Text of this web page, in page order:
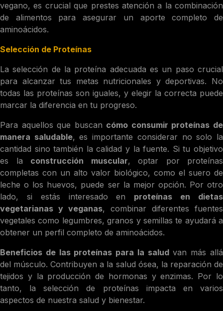
vegano, es crucial que prestes atención a la combinación
de alimentos para asegurar un aporte completo de
aminoácidos.
Selección de Proteínas
La selección de la proteína adecuada es un paso crucial
para alcanzar tus metas nutricionales y deportivas. No
todas las proteínas son iguales, y elegir la correcta puede
marcar la diferencia en tu progreso.
Para aquellos que buscan cómo consumir proteínas de
manera saludable, es importante considerar no solo la
cantidad sino también la calidad y la fuente. Si tu objetivo
es la construcción muscular, optar por proteínas
completas con un alto valor biológico, como el suero de
leche o los huevos, puede ser la mejor opción. Por otro
lado, si estás interesado en proteínas en dietas
vegetarianas y veganas, combinar diferentes fuentes
vegetales como legumbres, granos y semillas te ayudará a
obtener un perfil completo de aminoácidos.
Beneficios de las proteínas para la saludvan más allá
del músculo. Contribuyen a la salud ósea, la reparación de
tejidos y la producción de hormonas y enzimas. Por lo
tanto, la selección de proteínas impacta en varios
aspectos de nuestra salud y bienestar.